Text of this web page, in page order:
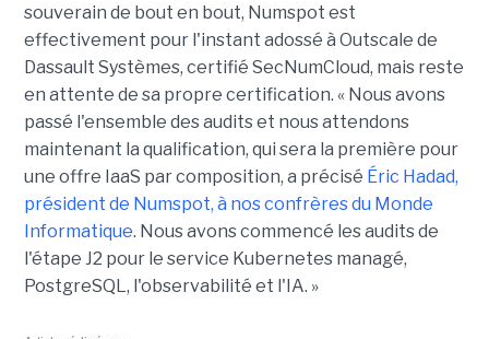
souverain de bout en bout, Numspot est
effectivement pour l'instant adossé à Outscale de
Dassault Systèmes, certifié SecNumCloud, mais reste
en attente de sa propre certification. « Nous avons
passé l'ensemble des audits et nous attendons
maintenant la qualification, qui sera la première pour
une offre IaaS par composition, a précisé Éric Hadad,
président de Numspot, à nos confrères du Monde
Informatique. Nous avons commencé les audits de
l'étape J2 pour le service Kubernetes managé,
PostgreSQL, l'observabilité et l'IA. »